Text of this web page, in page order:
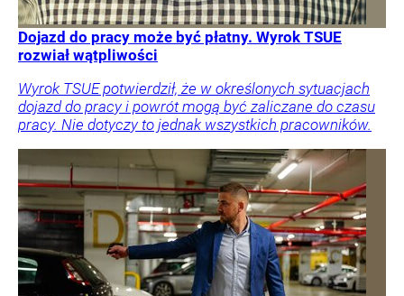
Dojazd do pracy może być płatny. Wyrok TSUE
rozwiał wątpliwości
Wyrok TSUE potwierdził, że w określonych sytuacjach
dojazd do pracy i powrót mogą być zaliczane do czasu
pracy. Nie dotyczy to jednak wszystkich pracowników.